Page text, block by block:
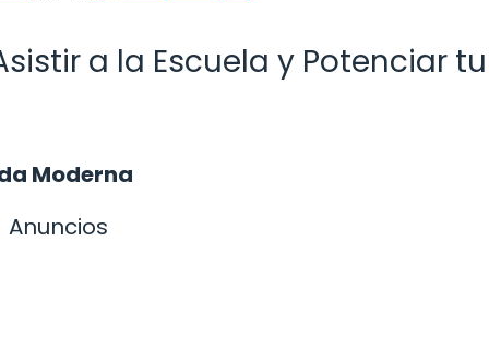
a la Escuela y Potenciar tu
Moderna
Anuncios